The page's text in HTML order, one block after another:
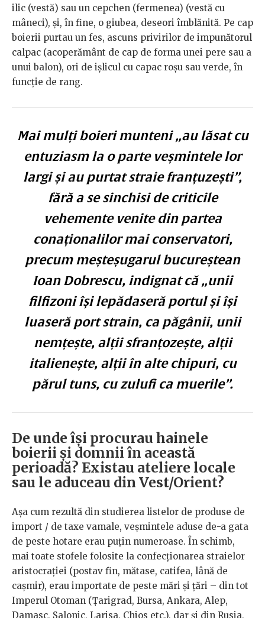
ilic (vestă) sau un cepchen (fermenea) (vestă cu
mâneci), și, în fine, o giubea, deseori îmblănită. Pe cap
boierii purtau un fes, ascuns privirilor de impunătorul
calpac (acoperământ de cap de forma unei pere sau a
unui balon), ori de ișlicul cu capac roșu sau verde, în
funcție de rang.
Mai mulți boieri munteni „au lăsat cu
entuziasm la o parte veșmintele lor
largi și au purtat straie franțuzești”,
fără a se sinchisi de criticile
vehemente venite din partea
conaționalilor mai conservatori,
precum meșteșugarul bucureștean
Ioan Dobrescu, indignat că „unii
filfizoni își lepădaseră portul și își
luaseră port strain, ca păgânii, unii
nemțește, alții sfranțozește, alții
italienește, alții în alte chipuri, cu
părul tuns, cu zulufi ca muerile”.
De unde își procurau hainele
boierii și domnii în această
perioadă? Existau ateliere locale
sau le aduceau din Vest/Orient?
Așa cum rezultă din studierea listelor de produse de
import / de taxe vamale, veșmintele aduse de-a gata
de peste hotare erau puțin numeroase. În schimb,
mai toate stofele folosite la confecționarea straielor
aristocrației (postav fin, mătase, catifea, lână de
cașmir), erau importate de peste mări și țări – din tot
Imperul Otoman (Țarigrad, Bursa, Ankara, Alep,
Damasc, Salonic, Larisa, Chios etc.), dar și din Rusia,